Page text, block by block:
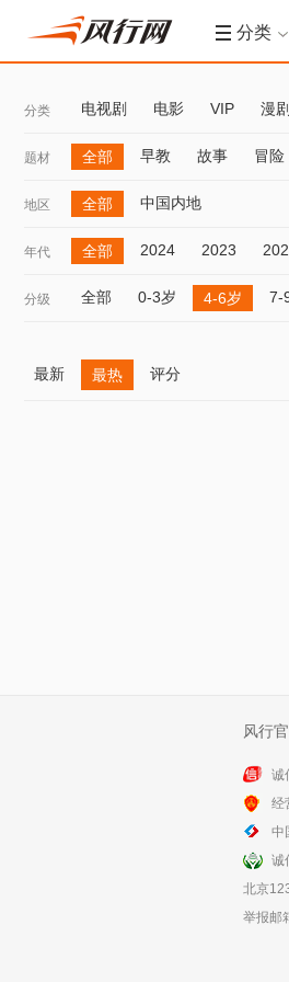
分类
分类 电视剧 电影 VIP 漫剧
题材 全部 早教 故事 冒险
地区 全部 中国内地
年代 全部 2024 2023
分级 全部 0-3岁 4-6岁 7-
最新 最热 评分
风行
诚
经
中
诚
北京
举报邮